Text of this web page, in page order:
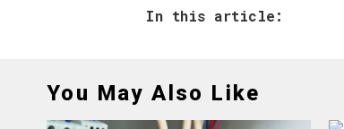
In this article:
You May Also Like